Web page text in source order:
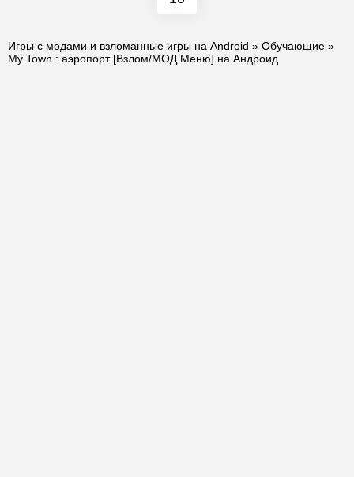
Игры с модами и взломанные игры на Android » Обучающие »
My Town : аэропорт [Взлом/МОД Меню] на Андроид